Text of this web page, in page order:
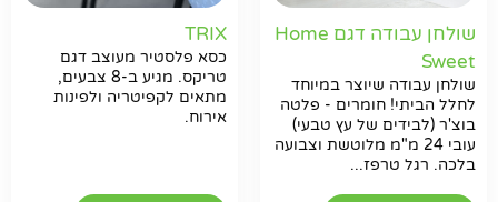
שולחן עבודה דגם Home
Sweet
שולחן עבודה שיוצר במיוחד
לחלל הביתי! חומרים - פלטה
בוצ'ר (לבידים של עץ טבעי)
עובי 24 מ"מ מלוטשת וצבועה
בלכה. רגל טרפז...
TRIX
כסא פלסטיר מעוצב דגם
טריקס. מגיע ב-8 צבעים,
מתאים לקפיטריה ולפינות
אירוח.